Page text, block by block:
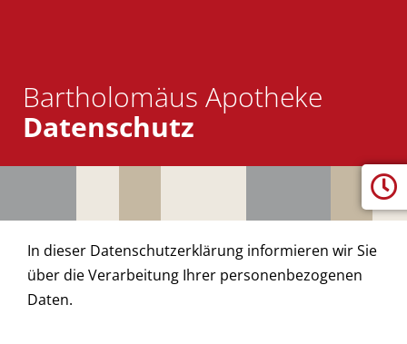
Webshop
Kontakt
Bartholomäus Apotheke
Datenschutz
In dieser Datenschutzerklärung informieren wir Sie
über die Verarbeitung Ihrer personenbezogenen
Daten.